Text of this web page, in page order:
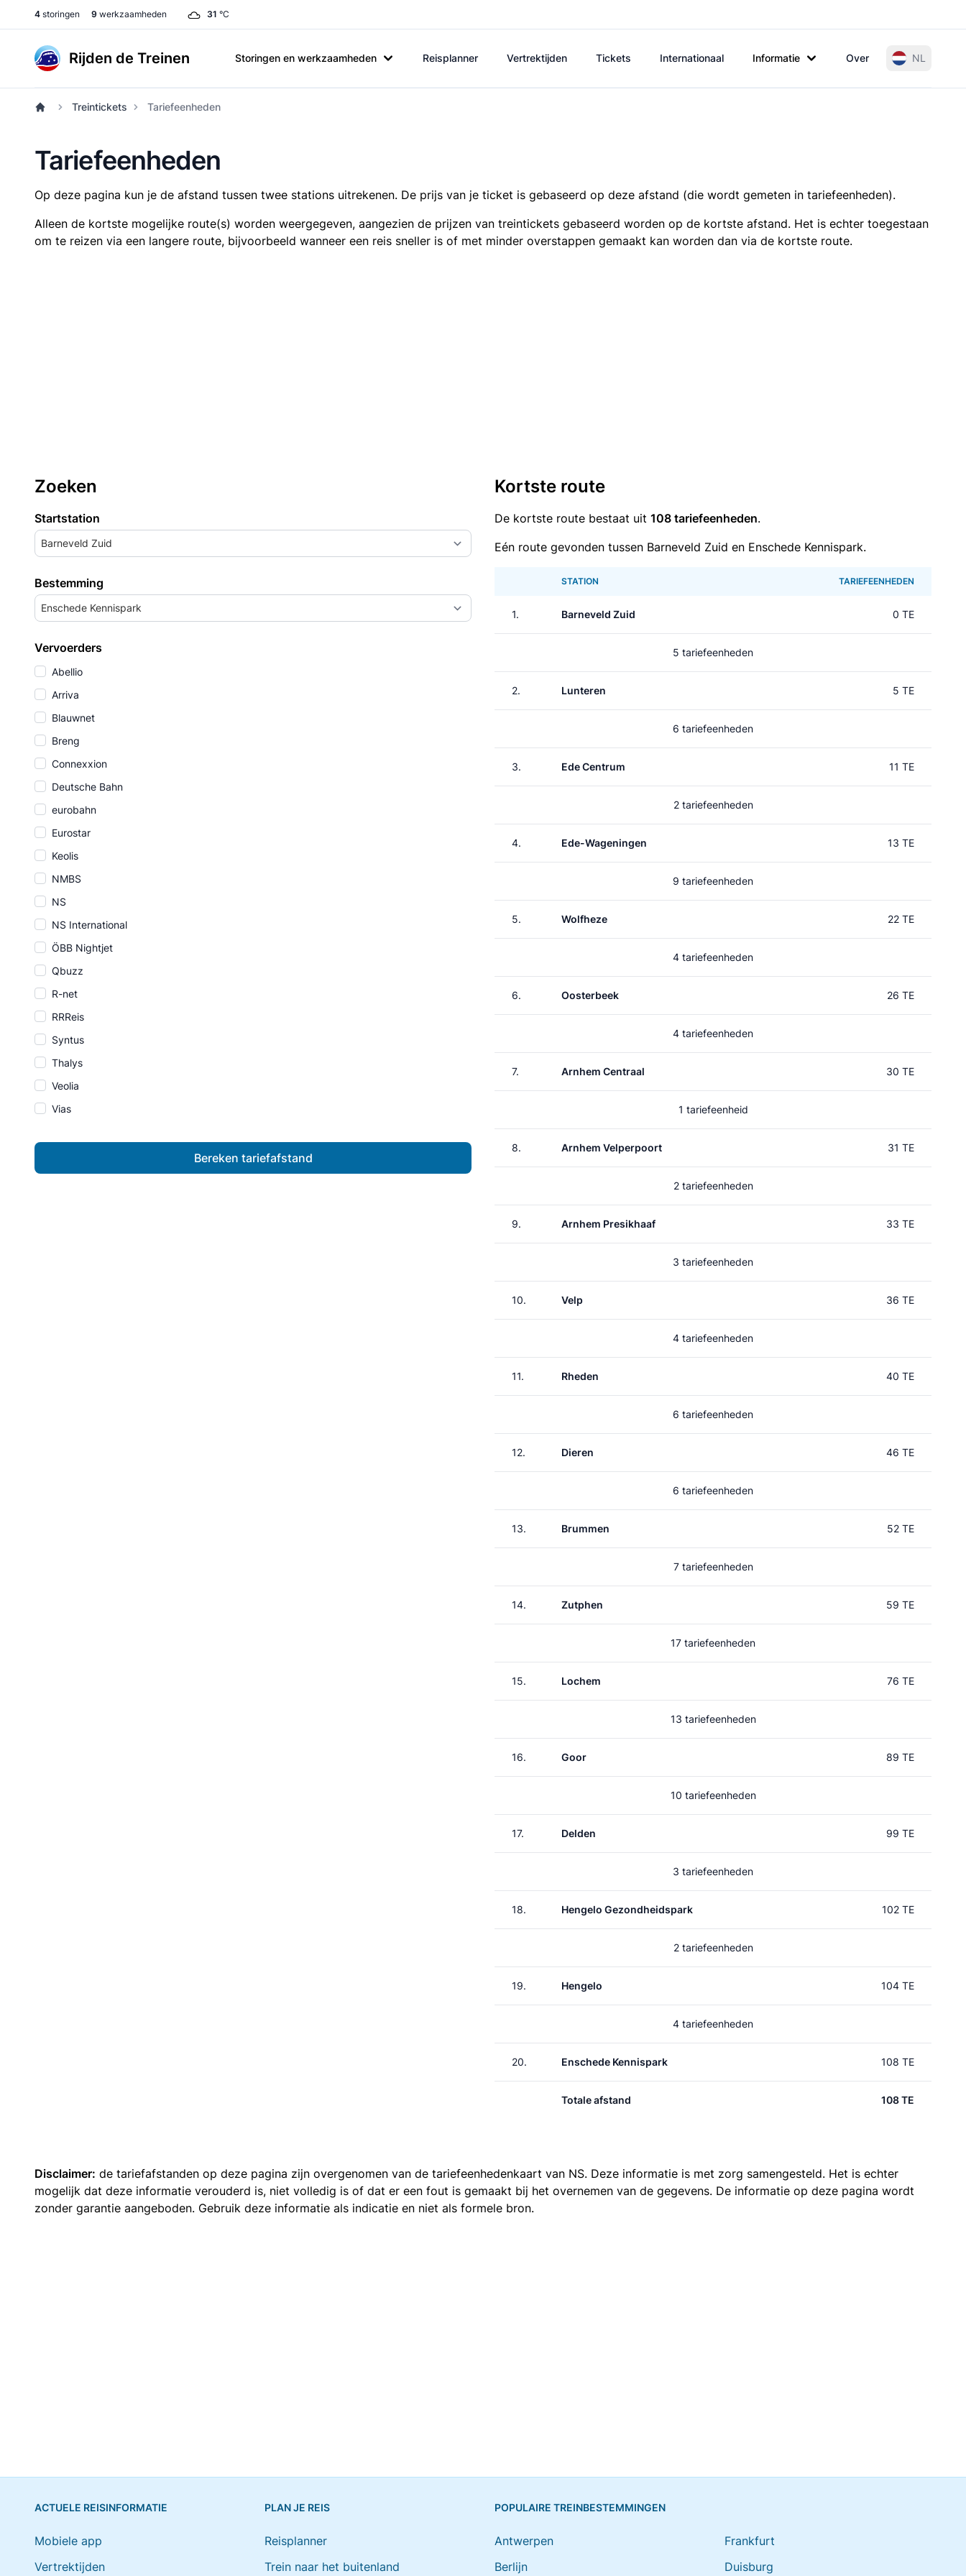
4 storingen 9 werkzaamheden 31 °C
Rijden de Treinen Storingen en werkzaamheden Reisplanner Vertrektijden Tickets Internationaal Informatie Over NL
Treintickets Tariefeenheden
Tariefeenheden
Op deze pagina kun je de afstand tussen twee stations uitrekenen. De prijs van je ticket is gebaseerd op deze afstand (die wordt gemeten in tariefeenheden).
Alleen de kortste mogelijke route(s) worden weergegeven, aangezien de prijzen van treintickets gebaseerd worden op de kortste afstand. Het is echter toegestaan
om te reizen via een langere route, bijvoorbeeld wanneer een reis sneller is of met minder overstappen gemaakt kan worden dan via de kortste route.
Zoeken
Startstation
Barneveld Zuid
Bestemming
Enschede Kennispark
Vervoerders
Abellio
Arriva
Blauwnet
Breng
Connexxion
Deutsche Bahn
eurobahn
Eurostar
Keolis
NMBS
NS
NS International
ÖBB Nightjet
Qbuzz
R-net
RRReis
Syntus
Thalys
Veolia
Vias
Bereken tariefafstand
Kortste route
De kortste route bestaat uit 108 tariefeenheden.
Eén route gevonden tussen Barneveld Zuid en Enschede Kennispark.
STATION TARIEFEENHEDEN
1. Barneveld Zuid 0 TE
5 tariefeenheden
2. Lunteren 5 TE
6 tariefeenheden
3. Ede Centrum 11 TE
2 tariefeenheden
4. Ede-Wageningen 13 TE
9 tariefeenheden
5. Wolfheze 22 TE
4 tariefeenheden
6. Oosterbeek 26 TE
4 tariefeenheden
7. Arnhem Centraal 30 TE
1 tariefeenheid
8. Arnhem Velperpoort 31 TE
2 tariefeenheden
9. Arnhem Presikhaaf 33 TE
3 tariefeenheden
10. Velp 36 TE
4 tariefeenheden
11. Rheden 40 TE
6 tariefeenheden
12. Dieren 46 TE
6 tariefeenheden
13. Brummen 52 TE
7 tariefeenheden
14. Zutphen 59 TE
17 tariefeenheden
15. Lochem 76 TE
13 tariefeenheden
16. Goor 89 TE
10 tariefeenheden
17. Delden 99 TE
3 tariefeenheden
18. Hengelo Gezondheidspark 102 TE
2 tariefeenheden
19. Hengelo 104 TE
4 tariefeenheden
20. Enschede Kennispark 108 TE
Totale afstand 108 TE
Disclaimer: de tariefafstanden op deze pagina zijn overgenomen van de tariefeenhedenkaart van NS. Deze informatie is met zorg samengesteld. Het is echter
mogelijk dat deze informatie verouderd is, niet volledig is of dat er een fout is gemaakt bij het overnemen van de gegevens. De informatie op deze pagina wordt
zonder garantie aangeboden. Gebruik deze informatie als indicatie en niet als formele bron.
ACTUELE REISINFORMATIE
Mobiele app
Vertrektijden
PLAN JE REIS
Reisplanner
Trein naar het buitenland
POPULAIRE TREINBESTEMMINGEN
Antwerpen
Berlijn
Frankfurt
Duisburg